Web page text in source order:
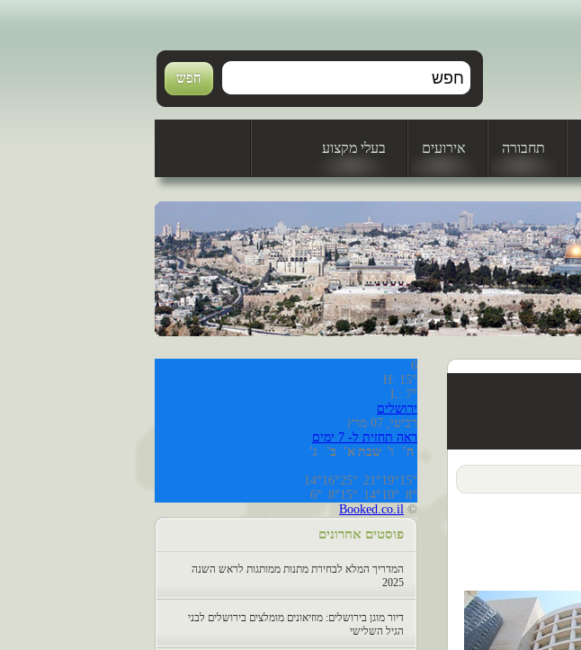
תחבורה אירועים בעלי מקצוע
טכנאי מזגנים
6
H: 15°
L: 7°
ירושלים
רביעי, 07 מרץ
ראה תחזית ל- 7 ימים
ה'
ו' שבת א' ב' ג'
15°
19°
21°
25°
16°
14°
8°
10°
14°
15°
8°
6°
©
Booked.co.il
פוסטים אחרונים
המדריך המלא לבחירת מתנות ממותגות לראש השנה
2025
דיור מוגן בירושלים: מוזיאונים מומלצים בירושלים לבני
הגיל השלישי